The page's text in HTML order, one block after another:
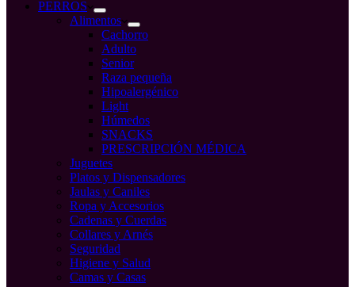
compraPERROS
Alimentos
Cachorro
Adulto
Senior
Raza pequeña
Hipoalergénico
Light
Húmedos
SNACKS
PRESCRIPCIÓN MÉDICA
Juguetes
Platos y Dispensadores
Jaulas y Caniles
Ropa y Accesorios
Cadenas y Cuerdas
Collares y Arnés
Seguridad
Higiene y Salud
Camas y Casas